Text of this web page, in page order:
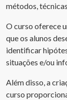
métodos,
O curso oferece
que os alunos
identificar
situações e/ou
Além disso, a
curso